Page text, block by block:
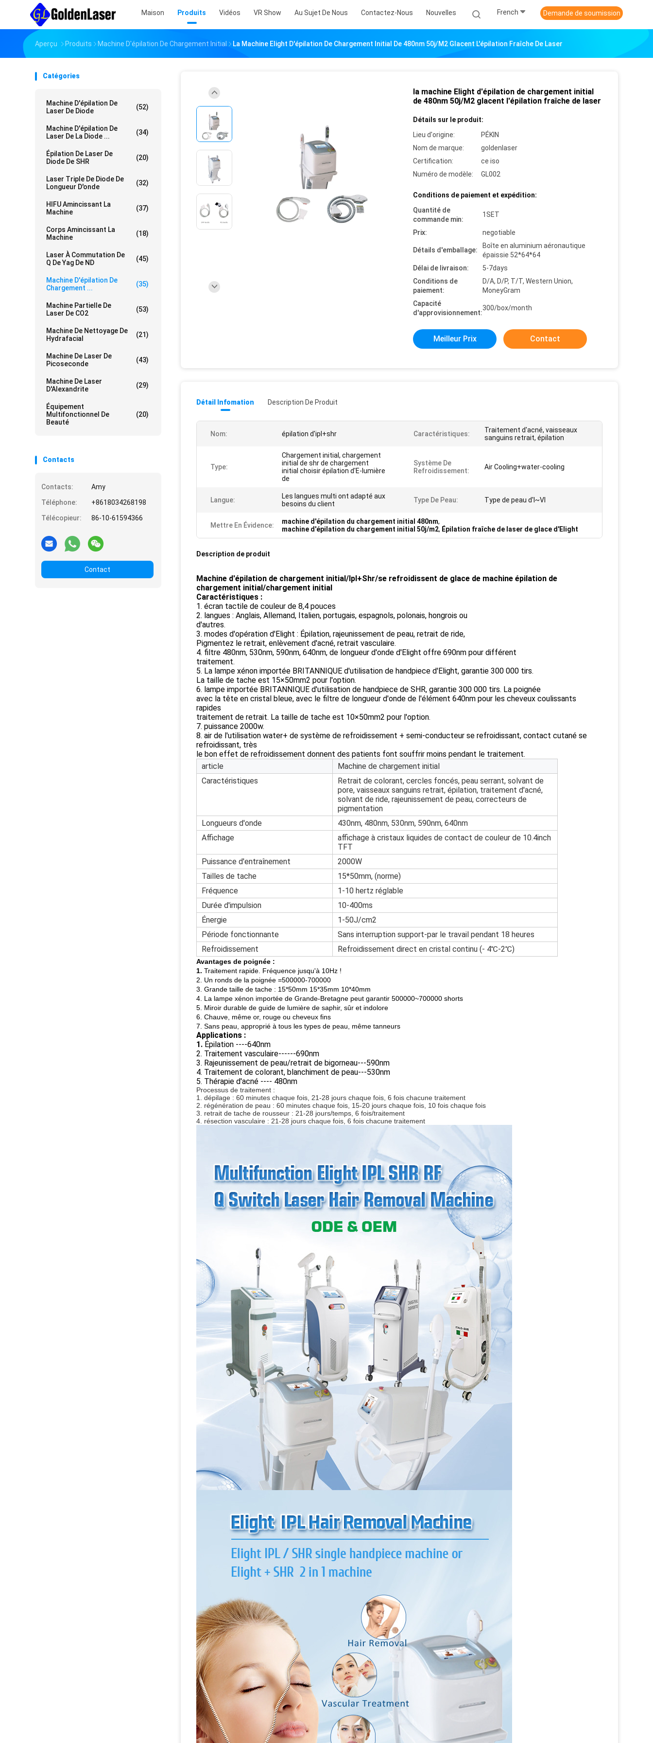
Maison Produits Vidéos VR Show Au Sujet De Nous Contactez-Nous Nouvelles French Demande de soumission
Aperçu Produits Machine D'épilation De Chargement Initial La Machine Elight D'épilation De Chargement Initial De 480nm 50j/M2 Glacent L'épilation Fraîche De Laser
Catégories
Machine D'épilation De
Laser De Diode
(52)
Machine D'épilation De
Laser De La Diode ...
(34)
Épilation De Laser De
Diode De SHR
(20)
Laser Triple De Diode De
Longueur D'onde
(32)
HIFU Amincissant La
Machine
(37)
Corps Amincissant La
Machine
(18)
Laser À Commutation De
Q De Yag De ND
(45)
Machine D'épilation De
Chargement ...
(35)
Machine Partielle De
Laser De CO2
(53)
Machine De Nettoyage De
Hydrafacial
(21)
Machine De Laser De
Picoseconde
(43)
Machine De Laser
D'Alexandrite
(29)
Équipement
Multifonctionnel De
Beauté
(20)
Contacts
Contacts:
Amy
Téléphone:
+8618034268198
Télécopieur:
86-10-61594366
Contact
la machine Elight d'épilation de chargement initial
de 480nm 50j/M2 glacent l'épilation fraîche de laser
Détails sur le produit:
Lieu d'origine:
PÉKIN
Nom de marque:
goldenlaser
Certification:
ce iso
Numéro de modèle:
GL002
Conditions de paiement et expédition:
Quantité de
commande min:
1SET
Prix: negotiable
Détails d'emballage:
Boîte en aluminium aéronautique
épaissie 52*64*64
Délai de livraison:
5-7days
Conditions de
paiement:
D/A, D/P, T/T, Western Union,
MoneyGram
Capacité
d'approvisionnement:
300/box/month
Meilleur Prix Contact
Détail Infomation Description De Produit
Nom: épilation d'ipl+shr Caractéristiques:
Traitement d'acné, vaisseaux
sanguins retrait, épilation
Type:
Chargement initial, chargement
initial de shr de chargement
initial choisir épilation d'E-lumière
de
Système De
Refroidissement:
Air Cooling+water-cooling
Langue:
Les langues multi ont adapté aux
besoins du client
Type De Peau: Type de peau d'I~VI
Mettre En Évidence: machine d'épilation du chargement initial 480nm,
machine d'épilation du chargement initial 50j/m2, Épilation fraîche de laser de glace d'Elight
Description de produit
Machine d'épilation de chargement initial/Ipl+Shr/se refroidissent de glace de machine épilation de
chargement initial/chargement initial
Caractéristiques :
1. écran tactile de couleur de 8,4 pouces
2. langues : Anglais, Allemand, Italien, portugais, espagnols, polonais, hongrois ou
d'autres.
3. modes d'opération d'Elight : Épilation, rajeunissement de peau, retrait de ride,
Pigmentez le retrait, enlèvement d'acné, retrait vasculaire.
4. filtre 480nm, 530nm, 590nm, 640nm, de longueur d'onde d'Elight offre 690nm pour différent
traitement.
5. La lampe xénon importée BRITANNIQUE d'utilisation de handpiece d'Elight, garantie 300 000 tirs.
La taille de tache est 15×50mm2 pour l'option.
6. lampe importée BRITANNIQUE d'utilisation de handpiece de SHR, garantie 300 000 tirs. La poignée
avec la tête en cristal bleue, avec le filtre de longueur d'onde de l'élément 640nm pour les cheveux coulissants
rapides
traitement de retrait. La taille de tache est 10×50mm2 pour l'option.
7. puissance 2000w.
8. air de l'utilisation water+ de système de refroidissement + semi-conducteur se refroidissant, contact cutané se
refroidissant, très
le bon effet de refroidissement donnent des patients font souffrir moins pendant le traitement.
article
Machine de chargement initial
Caractéristiques
Retrait de colorant, cercles foncés, peau serrant, solvant de
pore, vaisseaux sanguins retrait, épilation, traitement d'acné,
solvant de ride, rajeunissement de peau, correcteurs de
pigmentation
Longueurs d'onde
430nm, 480nm, 530nm, 590nm, 640nm
Affichage
affichage à cristaux liquides de contact de couleur de 10.4inch
TFT
Puissance d'entraînement
2000W
Tailles de tache
15*50mm, (norme)
Fréquence
1-10 hertz réglable
Durée d'impulsion
10-400ms
Énergie
1-50J/cm2
Période fonctionnante
Sans interruption support-par le travail pendant 18 heures
Refroidissement
Refroidissement direct en cristal continu (- 4℃-2℃)
Avantages de poignée :
1. Traitement rapide. Fréquence jusqu'à 10Hz !
2. Un ronds de la poignée =500000-700000
3. Grande taille de tache : 15*50mm 15*35mm 10*40mm
4. La lampe xénon importée de Grande-Bretagne peut garantir 500000~700000 shorts
5. Miroir durable de guide de lumière de saphir, sûr et indolore
6. Chauve, même or, rouge ou cheveux fins
7. Sans peau, approprié à tous les types de peau, même tanneurs
Applications :
1. Épilation ----640nm
2. Traitement vasculaire------690nm
3. Rajeunissement de peau/retrait de bigorneau---590nm
4. Traitement de colorant, blanchiment de peau---530nm
5. Thérapie d'acné ---- 480nm
Processus de traitement :
1. dépilage : 60 minutes chaque fois, 21-28 jours chaque fois, 6 fois chacune traitement
2. régénération de peau : 60 minutes chaque fois, 15-20 jours chaque fois, 10 fois chaque fois
3. retrait de tache de rousseur : 21-28 jours/temps, 6 fois/traitement
4. résection vasculaire : 21-28 jours chaque fois, 6 fois chacune traitement